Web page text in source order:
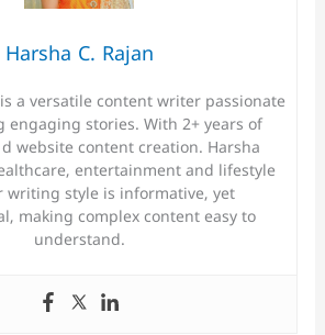
Harsha C. Rajan
a versatile content writer passionate
engaging stories. With 2+ years of
website content creation. Harsha
entertainment and lifestyle
writing style is informative, yet
making complex content easy to
understand.